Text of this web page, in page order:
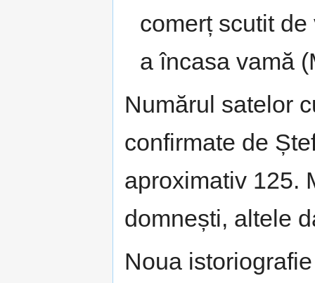
comerț scutit
a încasa vamă
Numărul satelor
confirmate de
aproximativ 125.
domnești, altele
Noua